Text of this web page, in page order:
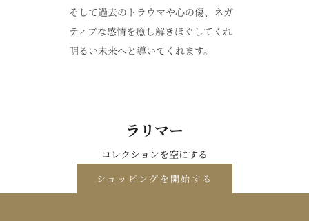
そして過去のトラウマや心の傷、ネガ
ティブな感情を癒し解きほぐしてくれ
明るい未来へと導いてくれます。
ラリマー
コレクションを空にする
ショッピングを開始する